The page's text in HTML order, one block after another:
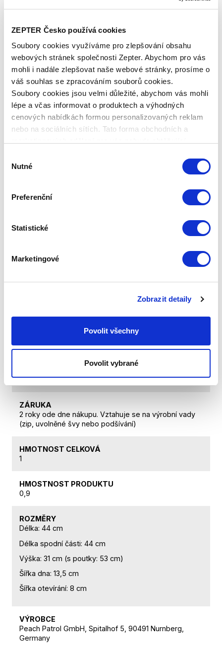
ZEPTER Česko používá cookies
Soubory cookies využíváme pro zlepšování obsahu
webových stránek společnosti Zepter. Abychom pro vás
mohli i nadále zlepšovat naše webové stránky, prosíme o
váš souhlas se zpracováním souborů cookies.
Soubory cookies jsou velmi důležité, abychom vás mohli
lépe a včas informovat o produktech a výhodných
cenových nabídkách formou personalizovaných reklam
nebo na sociálních sítích. Tato forma obchodních a
souhlasu
Nutné
Preferenční
Statistické
Marketingové
Zobrazit detaily
Povolit všechny
Povolit vybrané
mobilní telefony.
Velikost poutek umožňuje velmi pohodlné nošení jak
přes rameno, tak v ruce.
Další barevná provedení Philip Zepter shopping
bag:
Razza Cognac Munich Rose
Více o produktu
TaškyPhilip Zepter shopping bagjsou ručně
Jsou odolnné vůči nečistotám a vlhkosti. Kůže je
mechanicky zpracovávána, barvená a pokrytá
hladkost a lesk.
vydrží kůže. Je odolná vůči poškozením. Nubukové
tašky a peněženky zaujmou nejen svým vzhledem, ale
intenzivní používání. Postupem času se pomalinku a
přirozený vzhled kabelky nebo peněženky.
PZB-04-NB
Shopping bag NAVY BLUE
ZÁRUKA
2 roky ode dne nákupu. Vztahuje se na výrobní vady
(zip, uvolněné švy nebo podšívání)
HMOTNOST CELKOVÁ
1
HMOSTNOST PRODUKTU
0,9
ROZMĚRY
Délka: 44 cm
Délka spodní části: 44 cm
Výška: 31 cm (s poutky: 53 cm)
Šířka dna: 13,5 cm
Šířka otevírání: 8 cm
VÝROBCE
Peach Patrol GmbH, Spitalhof 5, 90491 Nurnberg,
Germany